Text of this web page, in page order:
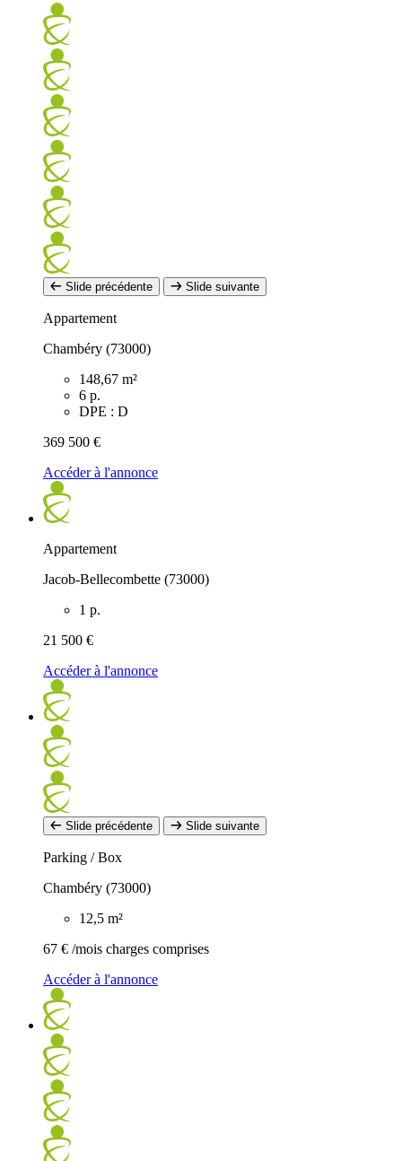
Slide précédente Slide suivante
Appartement
Chambéry (73000)
148,67 m²
6 p.
DPE : D
369 500 €
Accéder à l'annonce
Appartement
Jacob-Bellecombette (73000)
1 p.
21 500 €
Accéder à l'annonce
Slide précédente Slide suivante
Parking / Box
Chambéry (73000)
12,5 m²
67 € /mois charges comprises
Accéder à l'annonce